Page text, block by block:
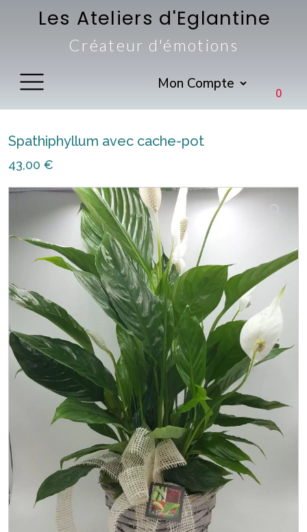
Les Ateliers d'Eglantine
Créateur d'émotions
Mon Compte
0
Spathiphyllum avec cache-pot
43,00€